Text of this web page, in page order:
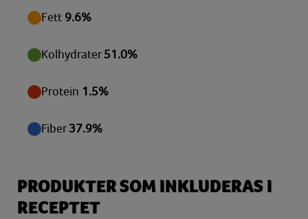
Zink
Fett 9.6%
Kolhydrater 51.0%
Protein 1.5%
Fiber 37.9%
PRODUKTER SOM INKLUDERAS I
RECEPTET